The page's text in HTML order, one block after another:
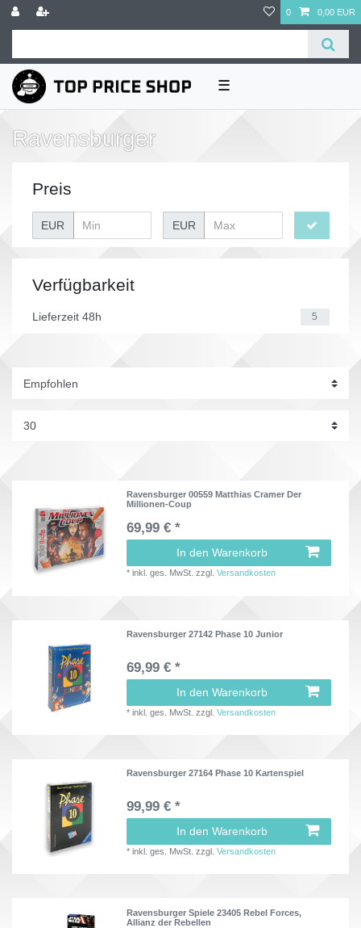
0 0,00 EUR
☰
Ravensburger
Preis
EUR EUR
Verfügbarkeit
Lieferzeit 48h 5
Ravensburger 00559 Matthias Cramer Der
Millionen-Coup
69,99 € *
In den Warenkorb
*inkl. ges. MwSt. zzgl.Versandkosten
Ravensburger 27142 Phase 10 Junior
69,99 € *
In den Warenkorb
*inkl. ges. MwSt. zzgl.Versandkosten
Ravensburger 27164 Phase 10 Kartenspiel
99,99 € *
In den Warenkorb
*inkl. ges. MwSt. zzgl.Versandkosten
Ravensburger Spiele 23405 Rebel Forces,
Allianz der Rebellen